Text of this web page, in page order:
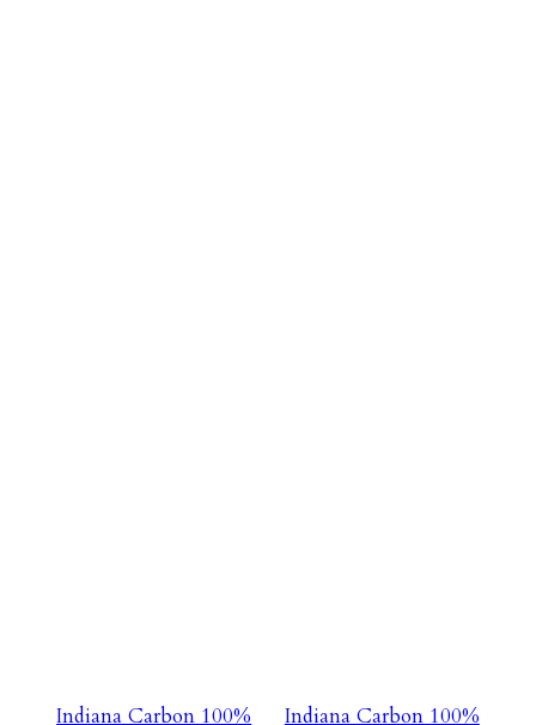
Indiana Carbon 100% Indiana Carbon 100%